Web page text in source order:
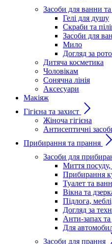
Засоби для ванни
Гелі для душу
Скраби та
Засоби для
Мило
Догляд за
Дитяча косметика
Чоловікам
Сонячна лінія
Аксесуари
Макіяж
Гігієна та захист
Жіноча гігієна
Антисептичні
Прибирання та прання
Засоби для
Миття посуду,
Прибирання
Туалет та
Вікна та
Підлога,
Догляд за
Анти-запах та
Для
Засоби для прання